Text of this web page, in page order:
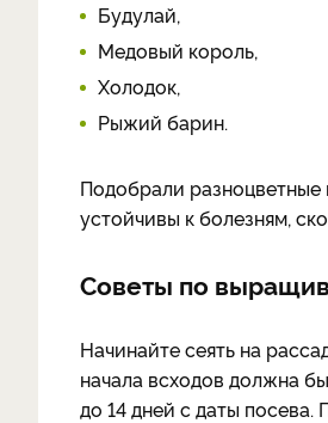
Будулай,
Медовый король,
Холодок,
Рыжий барин.
Подобрали разноцветные
устойчивы к болезням,
Советы по
Начинайте сеять на
начала всходов должна
до 14 дней с даты